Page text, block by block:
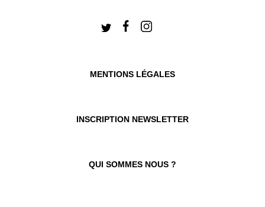
MENTIONS LÉGALES
INSCRIPTION NEWSLETTER
QUI SOMMES NOUS ?